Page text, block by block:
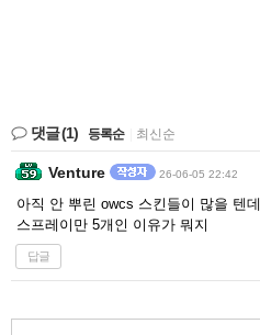
댓글(1) 등록순 최신순
Venture 26-06-05 22:42
아직 안 뿌린 owcs 스킨들이 많을 텐데
스프레이만 5개인 이유가 뭐지
답글